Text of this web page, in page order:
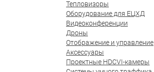
Тепловизоры
Оборудование для ЕЦХД
Видеоконференции
Дроны
Отображение и управление
Аксессуары
Проектные HDCVI-камеры